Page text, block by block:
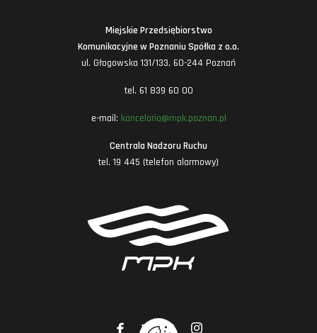
Miejskie Przedsiębiorstwo
Komunikacyjne w Poznaniu Spółka z o.o.
ul. Głogowska 131/133, 60-244 Poznań
tel. 61 839 60 00
e-mail: kancelaria@mpk.poznan.pl
Centrala Nadzoru Ruchu
tel. 19 445 (telefon alarmowy)